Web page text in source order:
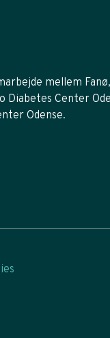
mellem
Diabetes Center
Odense.